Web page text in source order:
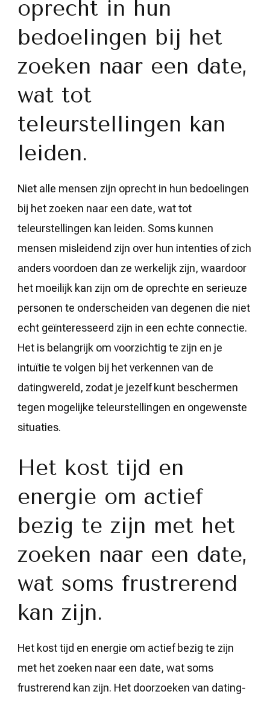
oprecht in hun
bedoelingen bij het
zoeken naar een date,
wat tot
teleurstellingen kan
leiden.
Niet alle mensen zijn oprecht in hun bedoelingen
bij het zoeken naar een date, wat tot
teleurstellingen kan leiden. Soms kunnen
mensen misleidend zijn over hun intenties of zich
anders voordoen dan ze werkelijk zijn, waardoor
het moeilijk kan zijn om de oprechte en serieuze
personen te onderscheiden van degenen die niet
echt geïnteresseerd zijn in een echte connectie.
Het is belangrijk om voorzichtig te zijn en je
intuïtie te volgen bij het verkennen van de
datingwereld, zodat je jezelf kunt beschermen
tegen mogelijke teleurstellingen en ongewenste
situaties.
Het kost tijd en
energie om actief
bezig te zijn met het
zoeken naar een date,
wat soms frustrerend
kan zijn.
Het kost tijd en energie om actief bezig te zijn
met het zoeken naar een date, wat soms
frustrerend kan zijn. Het doorzoeken van dating-